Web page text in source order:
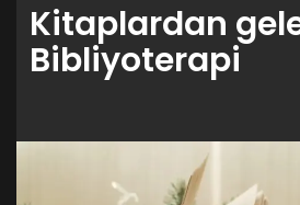
Kitaplardan
Bibliyoterapi